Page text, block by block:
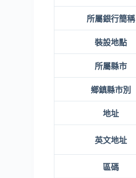
所屬銀行簡稱
裝設地點
所屬縣市
鄉鎮縣市別
地址
英文地址
區碼